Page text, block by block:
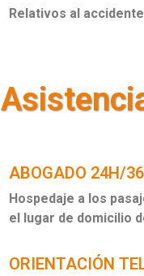
Relativos al
ABOGADO 24H/
Hospedaje a los
el lugar de domicilio
ORIENTACIÓN